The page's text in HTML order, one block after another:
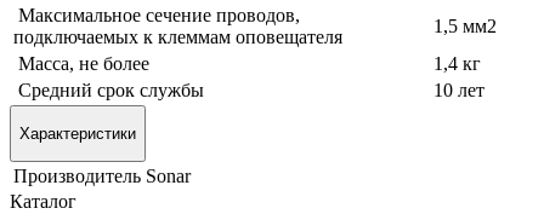
Максимальное сечение проводов,
подключаемых к клеммам оповещателя
1,5 мм2
Масса, не более
1,4 кг
Средний срок службы
10 лет
Характеристики
Производитель Sonar
Каталог